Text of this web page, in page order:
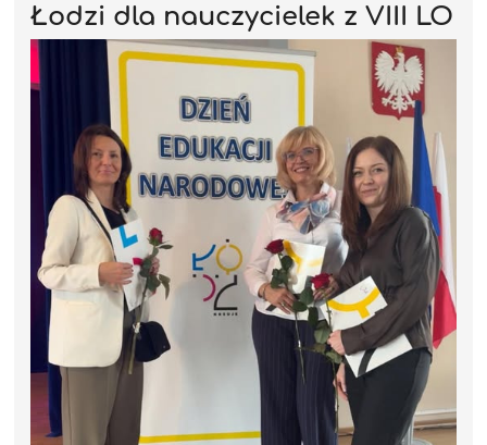
Łodzi dla nauczycielek z VIII LO